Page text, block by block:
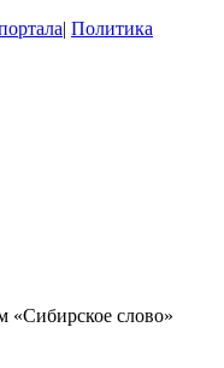
| Политика
«Сибирское слово»